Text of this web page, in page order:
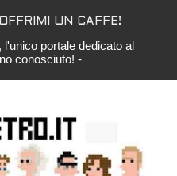
OFFRIMI UN CAFFE!
portale dedicato al
conosciuto! -